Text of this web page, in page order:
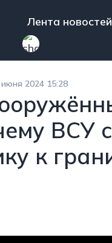
Main navigation
Лента новостей
июня 2024 15:28
ВСУ
к